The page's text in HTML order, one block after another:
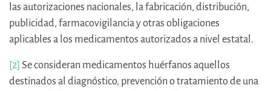
las autorizaciones nacionales, la fabricación, distribución,
publicidad, farmacovigilancia y otras obligaciones
aplicables a los medicamentos autorizados a nivel estatal.
[2] Se consideran medicamentos huérfanos aquellos
destinados al diagnóstico, prevención o tratamiento de una